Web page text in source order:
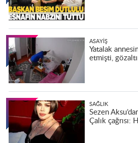
ASAYIŞ
Yatalak
etmişti,
SAĞLIK
Sezen
Çalık çağrısı: